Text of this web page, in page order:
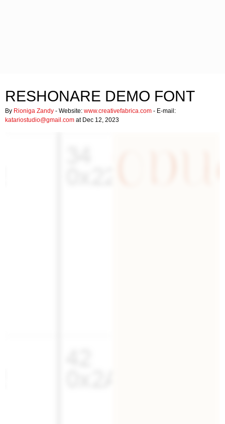
RESHONARE DEMO FONT
By Rioniga Zandy - Website: www.creativefabrica.com - E-mail:
katariostudio@gmail.com at Dec 12, 2023